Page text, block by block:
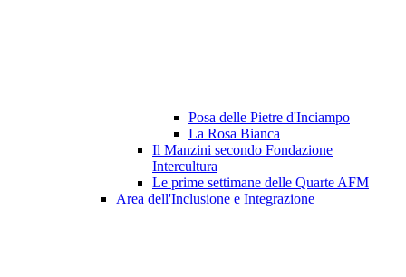
Posa delle Pietre d'Inciampo
La Rosa Bianca
Il Manzini secondo Fondazione
Intercultura
Le prime settimane delle Quarte AFM
Area dell'Inclusione e Integrazione